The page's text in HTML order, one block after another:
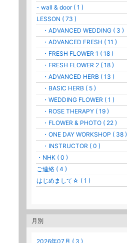
- wall & door ( 1 )
LESSON ( 73 )
・ADVANCED WEDDING ( 3 )
・ADVANCED FRESH ( 11 )
・FRESH FLOWER 1 ( 18 )
・FRESH FLOWER 2 ( 18 )
・ADVANCED HERB ( 13 )
・BASIC HERB ( 5 )
・WEDDING FLOWER ( 1 )
・ROSE THERAPY ( 19 )
・FLOWER & PHOTO ( 22 )
・ONE DAY WORKSHOP ( 38 )
・INSTRUCTOR ( 0 )
・NHK ( 0 )
ご連絡 ( 4 )
はじめまして☆ ( 1 )
月別
2026年07月 ( 3 )